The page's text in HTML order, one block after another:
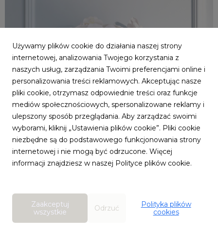
Używamy plików cookie do działania naszej strony
internetowej, analizowania Twojego korzystania z
naszych usług, zarządzania Twoimi preferencjami online i
personalizowania treści reklamowych. Akceptując nasze
pliki cookie, otrzymasz odpowiednie treści oraz funkcje
mediów społecznościowych, spersonalizowane reklamy i
ulepszony sposób przeglądania. Aby zarządzać swoimi
wyborami, kliknij „Ustawienia plików cookie”. Pliki cookie
niezbędne są do podstawowego funkcjonowania strony
internetowej i nie mogą być odrzucone. Więcej
informacji znajdziesz w naszej Polityce plików cookie.
Zaakceptuj
wszystkie
Odrzuć
Polityka plików
cookies